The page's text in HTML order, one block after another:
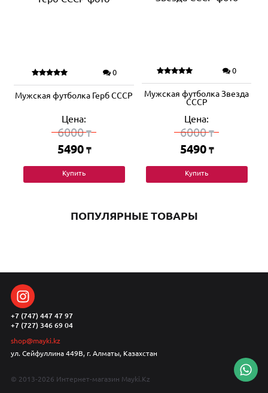
0
Мужская футболка Герб СССР
Цена:
6000₸
5490 ₸
Купить
0
Мужская футболка Звезда
СССР
Цена:
6000₸
5490 ₸
Купить
ПОПУЛЯРНЫЕ ТОВАРЫ
+7 (747) 447 47 97
+7 (727) 346 69 04
shop@mayki.kz
ул. Сейфуллина 449В, г. Алматы, Казахстан
© 2013-2026 Интернет-магазин Mayki.Kz